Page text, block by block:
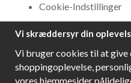
Cookie-Indstillinger
NYHEDSBREV
Få bedste tilbud og\r
Vi skræddersyr din
Vi bruger cookies til at give
shoppingoplevelse,
vores hjemmesider